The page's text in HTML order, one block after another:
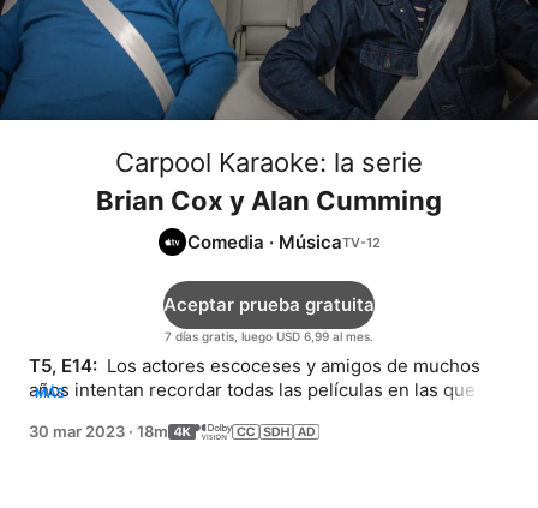
Carpool Karaoke: la serie
Brian Cox y Alan Cumming
Comedia · Música
7 días gratis, luego USD 6,99 al mes.
Aceptar prueba gratuita
T5, E14: Los actores escoceses y amigos de muchos
años intentan recordar todas las películas en las que
Rollers y The Crystals.
MÁS
30 mar 2023 · 18m